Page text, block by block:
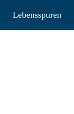
Lebensspuren